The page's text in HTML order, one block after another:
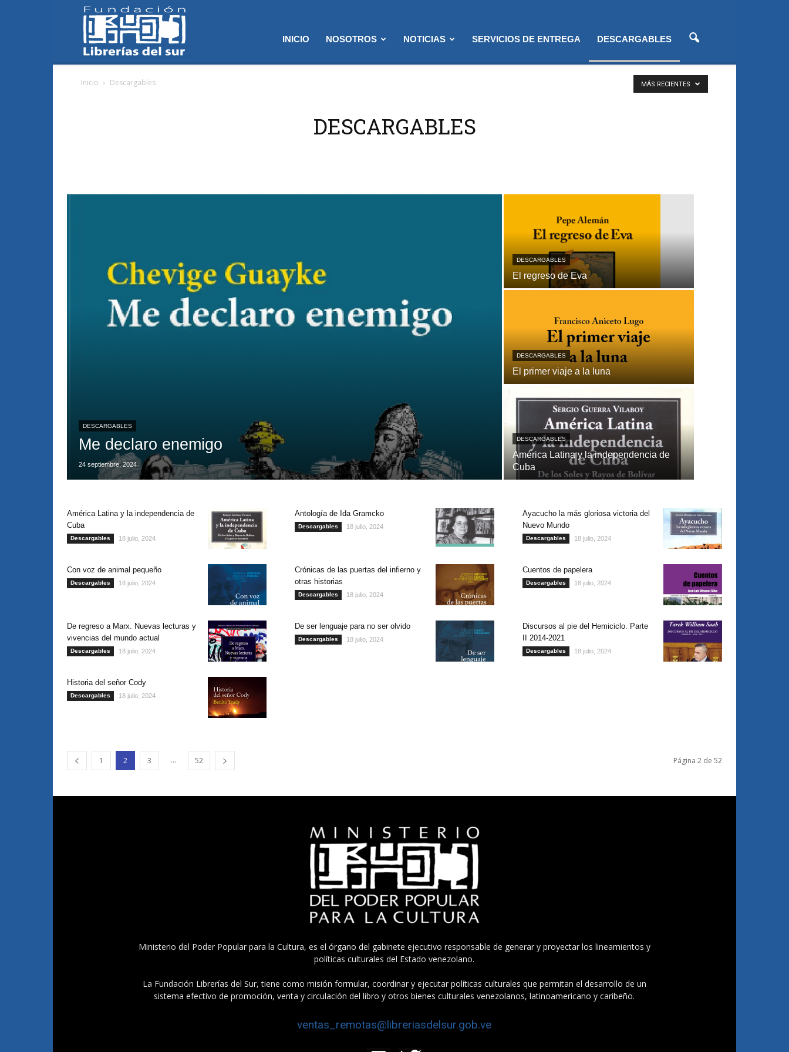
INICIO NOSOTROS NOTICIAS SERVICIOS DE ENTREGA DESCARGABLES
Inicio Descargables
DESCARGABLES
MÁS RECIENTES
DESCARGABLES
Me declaro enemigo
24 septiembre, 2024
DESCARGABLES
El regreso de Eva
DESCARGABLES
El primer viaje a la luna
DESCARGABLES
América Latina y la independencia de
Cuba
América Latina y la independencia de
Cuba
Descargables 18 julio, 2024
Antología de Ida Gramcko
Descargables 18 julio, 2024
Ayacucho la más gloriosa victoria del
Nuevo Mundo
Descargables 18 julio, 2024
Con voz de animal pequeño
Descargables 18 julio, 2024
Crónicas de las puertas del infierno y
otras historias
Descargables 18 julio, 2024
Cuentos de papelera
Descargables 18 julio, 2024
De regreso a Marx. Nuevas lecturas y
vivencias del mundo actual
Descargables 18 julio, 2024
De ser lenguaje para no ser olvido
Descargables 18 julio, 2024
Discursos al pie del Hemiciclo. Parte
II 2014-2021
Descargables 18 julio, 2024
Historia del señor Cody
Descargables 18 julio, 2024
1 2 3 ... 52 Página 2 de 52
Ministerio del Poder Popular para la Cultura, es el órgano del gabinete ejecutivo responsable de generar y proyectar los lineamientos y
políticas culturales del Estado venezolano.
La Fundación Librerías del Sur, tiene como misión formular, coordinar y ejecutar políticas culturales que permitan el desarrollo de un
sistema efectivo de promoción, venta y circulación del libro y otros bienes culturales venezolanos, latinoamericano y caribeño.
ventas_remotas@libreriasdelsur.gob.ve